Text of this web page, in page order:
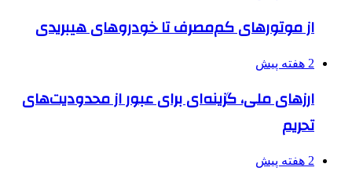
از موتورهای کم‌مصرف تا خودروهای هیبریدی
2 هفته پیش
ارزهای ملی، گزینه‌ای برای عبور از محدودیت‌های
تحریم
2 هفته پیش